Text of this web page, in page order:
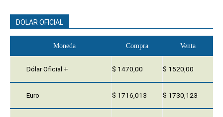
DOLAR OFICIAL
Moneda Compra Venta
Dólar Oficial + $ 1470,00 $ 1520,00
Euro $ 1716,013 $ 1730,123